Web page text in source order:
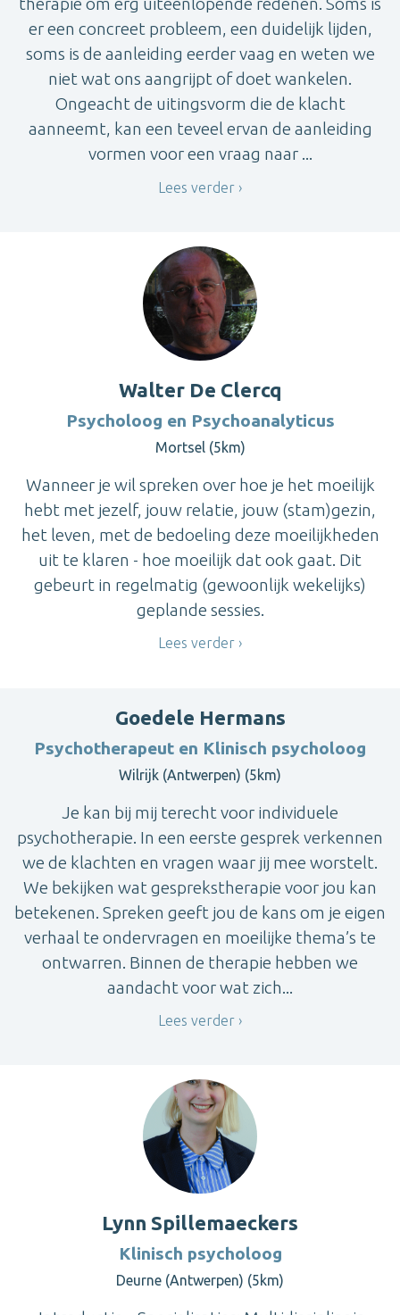
therapie om erg uiteenlopende redenen. Soms is
er een concreet probleem, een duidelijk lijden,
soms is de aanleiding eerder vaag en weten we
niet wat ons aangrijpt of doet wankelen.
Ongeacht de uitingsvorm die de klacht
aanneemt, kan een teveel ervan de aanleiding
vormen voor een vraag naar ...
Lees verder
Walter De Clercq
Psycholoog en Psychoanalyticus
Mortsel (5km)
Wanneer je wil spreken over hoe je het moeilijk
hebt met jezelf, jouw relatie, jouw (stam)gezin,
het leven, met de bedoeling deze moeilijkheden
uit te klaren - hoe moeilijk dat ook gaat. Dit
gebeurt in regelmatig (gewoonlijk wekelijks)
geplande sessies.
Lees verder
Goedele Hermans
Psychotherapeut en Klinisch psycholoog
Wilrijk (Antwerpen) (5km)
Je kan bij mij terecht voor individuele
psychotherapie. In een eerste gesprek verkennen
we de klachten en vragen waar jij mee worstelt.
We bekijken wat gesprekstherapie voor jou kan
betekenen. Spreken geeft jou de kans om je eigen
verhaal te ondervragen en moeilijke thema’s te
ontwarren. Binnen de therapie hebben we
aandacht voor wat zich...
Lees verder
Lynn Spillemaeckers
Klinisch psycholoog
Deurne (Antwerpen) (5km)